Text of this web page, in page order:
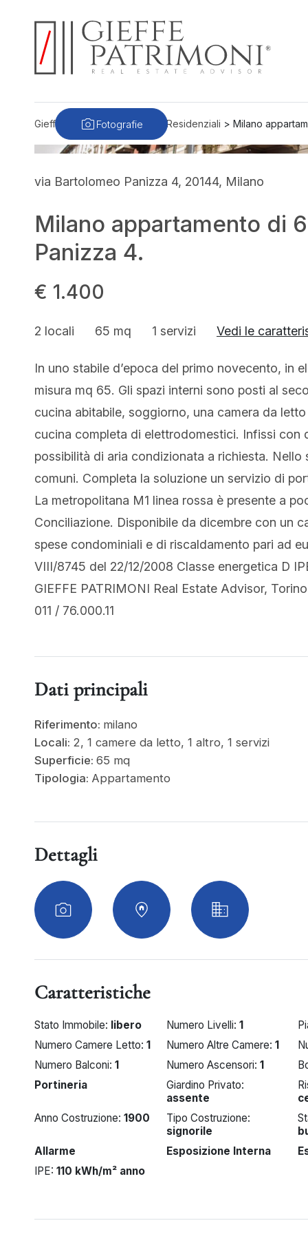
Gieffe Patrimoni>Immobili Residenziali > Milano
Fotografie
via Bartolomeo Panizza 4, 20144, Milano
Milano appartamento di
Panizza 4.
€ 1.400
2 locali 65 mq 1 servizi Vedi le
In uno stabile d’epoca del primo novecento, in
misura mq 65. Gli spazi interni sono posti al
cucina abitabile, soggiorno, una camera da
cucina completa di elettrodomestici. Infissi con
possibilità di aria condizionata a richiesta.
comuni. Completa la soluzione un servizio di
La metropolitana M1 linea rossa è presente a
Conciliazione. Disponibile da dicembre con un
spese condominiali e di riscaldamento pari ad
VIII/8745 del 22/12/2008 Classe energetica D
GIEFFE PATRIMONI Real Estate Advisor,
011 / 76.000.11
Dati principali
Riferimento: milano
Locali: 2, 1 camere da letto, 1 altro, 1 servizi
Superficie: 65 mq
Tipologia: Appartamento
Dettagli
Caratteristiche
Stato Immobile: libero Numero Livelli: 1
Numero Camere Letto: 1 Numero Altre Camere: 1
Numero Balconi: 1 Numero Ascensori: 1
Portineria
Giardino Privato:
assente
Anno Costruzione: 1900
Tipo Costruzione:
signorile
Allarme
Esposizione Interna
IPE: 110 kWh/m² anno